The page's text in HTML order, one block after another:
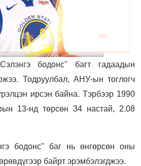
бодонс" багт гадаадын
Тодруулбал, АНУ-ын тоглогч
ирсэн байна. Тэрбээр 1990
13-нд төрсөн 34 настай, 2.08
бодонс" баг нь өнгөрсөн оны
байрт эрэмбэлэгджээ.